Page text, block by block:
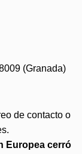
(Granada)
de contacto o
Europea cerró